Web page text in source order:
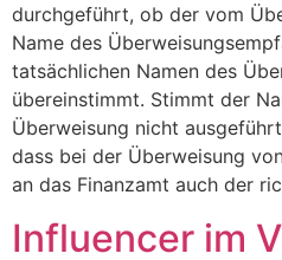
durchgeführt, ob der vom
Name des
tatsächlichen Namen des
übereinstimmt. Stimmt der
Überweisung nicht
dass bei der Überweisung
an das Finanzamt auch der
Influencer im